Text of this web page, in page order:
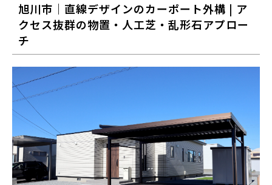
旭川市｜直線デザインのカーポート外構 | ア
クセス抜群の物置・人工芝・乱形石アプロー
チ